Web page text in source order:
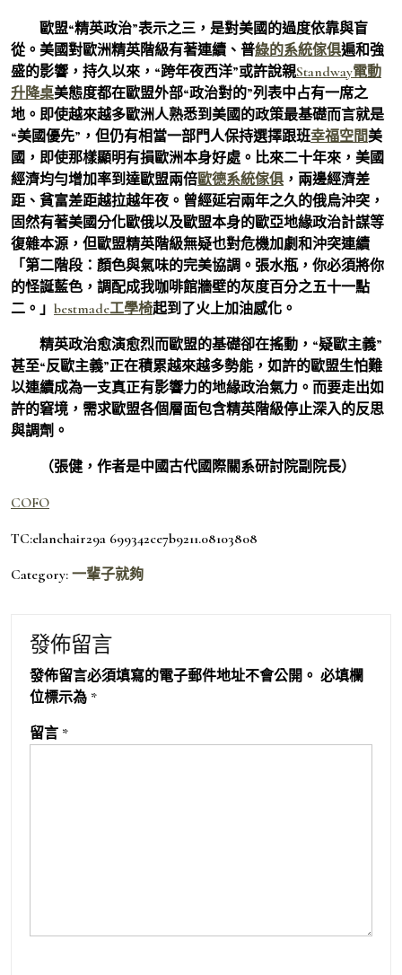
歐盟“精英政治”表示之三，是對美國的過度依靠與盲
從。美國對歐洲精英階級有著連續、普綠的系統傢俱遍和強
盛的影響，持久以來，“跨年夜西洋”或許說親Standway電動
升降桌美態度都在歐盟外部“政治對的”列表中占有一席之
地。即使越來越多歐洲人熟悉到美國的政策最基礎而言就是
“美國優先”，但仍有相當一部門人保持選擇跟班幸福空間美
國，即使那樣顯明有損歐洲本身好處。比來二十年來，美國
經濟均勻增加率到達歐盟兩倍歐德系統傢俱 ，兩邊經濟差
距、貧富差距越拉越年夜。曾經延宕兩年之久的俄烏沖突，
固然有著美國分化歐俄以及歐盟本身的歐亞地緣政治計謀等
復雜本源，但歐盟精英階級無疑也對危機加劇和沖突連續
「第二階段：顏色與氣味的完美協調。張水瓶，你必須將你
的怪誕藍色，調配成我咖啡館牆壁的灰度百分之五十一點
二。」 bestmade工學椅起到了火上加油感化。
精英政治愈演愈烈而歐盟的基礎卻在搖動，“疑歐主義”
甚至“反歐主義”正在積累越來越多勢能，如許的歐盟生怕難
以連續成為一支真正有影響力的地緣政治氣力。而要走出如
許的窘境，需求歐盟各個層面包含精英階級停止深入的反思
與調劑。
（張健，作者是中國古代國際關系研討院副院長）
COFO
TC:elanchair29a 699342ce7b9211.08103808
Category: 一輩子就夠
發佈留言
發佈留言必須填寫的電子郵件地址不會公開。 必填欄
位標示為 *
留言 *